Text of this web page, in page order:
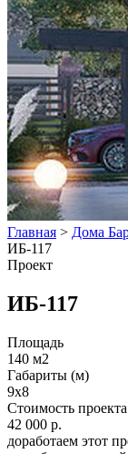
Главная > Дома
ИБ-117
Проект
ИБ-117
Площадь
140 м2
Габариты (м)
9x8
Стоимость
42 000 р.
доработаем этот